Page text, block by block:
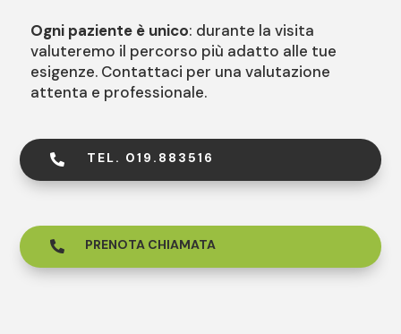
Ogni paziente è unico: durante la visita
valuteremo il percorso più adatto alle tue
esigenze. Contattaci per una valutazione
attenta e professionale.
 TEL. 019.883516
 PRENOTA CHIAMATA